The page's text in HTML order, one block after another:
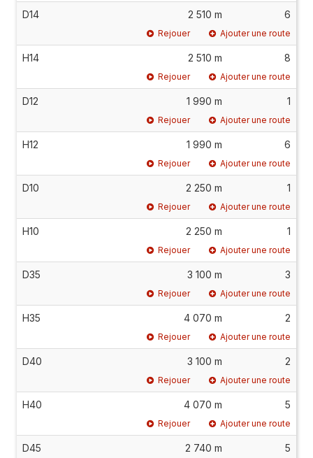
D14 2 510 m 6
Rejouer Ajouter une route
H14 2 510 m 8
Rejouer Ajouter une route
D12 1 990 m 1
Rejouer Ajouter une route
H12 1 990 m 6
Rejouer Ajouter une route
D10 2 250 m 1
Rejouer Ajouter une route
H10 2 250 m 1
Rejouer Ajouter une route
D35 3 100 m 3
Rejouer Ajouter une route
H35 4 070 m 2
Rejouer Ajouter une route
D40 3 100 m 2
Rejouer Ajouter une route
H40 4 070 m 5
Rejouer Ajouter une route
D45 2 740 m 5